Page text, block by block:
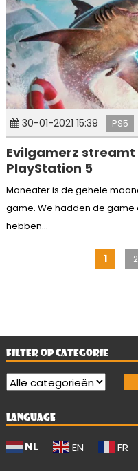
30-01-2021 15:39 PS5
Evilgamerz
PlayStation 5
Maneater is de gehele
game. We hadden de
hebben...
Berichten1 2
FILTER OP CATEGORIE
LANGUAGE
NL EN FR